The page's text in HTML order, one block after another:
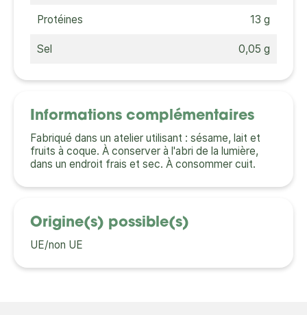
Protéines 13 g
Sel 0,05 g
Informations complémentaires
Fabriqué dans un atelier utilisant : sésame, lait et
fruits à coque. À conserver à l'abri de la lumière,
dans un endroit frais et sec. À consommer cuit.
Origine(s) possible(s)
UE/non UE